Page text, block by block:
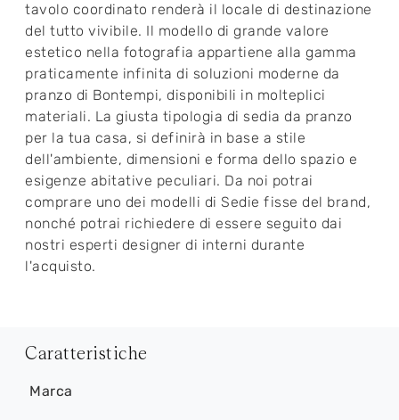
tavolo coordinato renderà il locale di destinazione
del tutto vivibile. Il modello di grande valore
estetico nella fotografia appartiene alla gamma
praticamente infinita di soluzioni moderne da
pranzo di Bontempi, disponibili in molteplici
materiali. La giusta tipologia di sedia da pranzo
per la tua casa, si definirà in base a stile
dell'ambiente, dimensioni e forma dello spazio e
esigenze abitative peculiari. Da noi potrai
comprare uno dei modelli di Sedie fisse del brand,
nonché potrai richiedere di essere seguito dai
nostri esperti designer di interni durante
l'acquisto.
Caratteristiche
Marca